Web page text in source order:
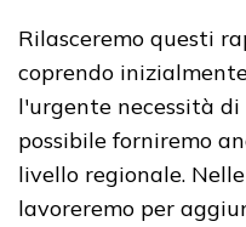
Rilasceremo questi
coprendo
l'urgente necessità
possibile forniremo
livello regionale.
lavoreremo per